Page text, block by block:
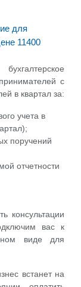
для
11400
с
в квартал за:
учета в
поручений
отчетности
консультации
вас к
виде для
встанет на